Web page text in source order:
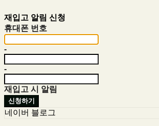
재입고 알림 신청
휴대폰 번호
-
-
재입고 시 알림
신청하기
네이버 블로그